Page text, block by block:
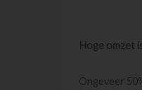
Hoge omzet
Ongeveer